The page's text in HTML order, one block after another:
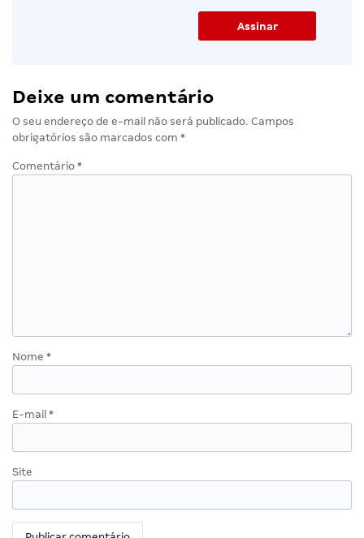
Deixe um comentário
O seu endereço de e-mail não será publicado. Campos
obrigatórios são marcados com *
Comentário *
Nome *
E-mail *
Site